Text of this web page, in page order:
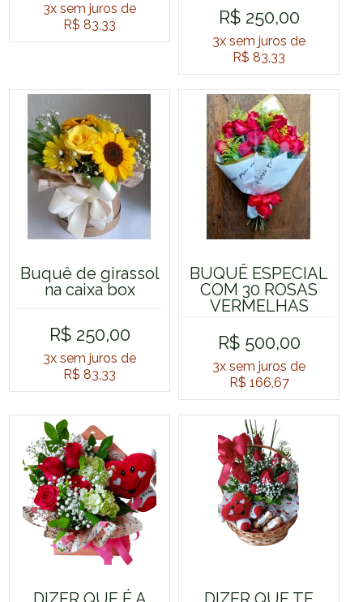
3x sem juros de
R$ 83,33
R$ 250,00
3x sem juros de
R$ 83,33
Buquê de girassol
na caixa box
R$ 250,00
3x sem juros de
R$ 83,33
BUQUÊ ESPECIAL
COM 30 ROSAS
VERMELHAS
R$ 500,00
3x sem juros de
R$ 166,67